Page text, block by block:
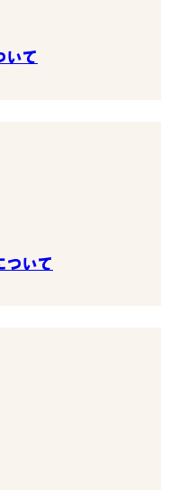
いて
ついて